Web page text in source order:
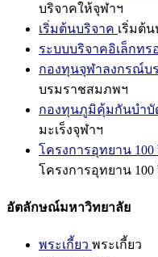
บริจาคให้จุฬาฯ
เริ่มต้นบริจาค เริ่มต้
ระบบบริจาคอิเล็กทร
กองทุนจุฬาลงกรณ์บ
บรมราชสมภพฯ
กองทุนภูมิคุ้มกันบำบั
มะเร็งจุฬาฯ
โครงการอุทยาน
โครงการอุทยาน
อัตลักษณ์มหาวิทยาลัย
พระเกี้ยว พระเกี้ยว